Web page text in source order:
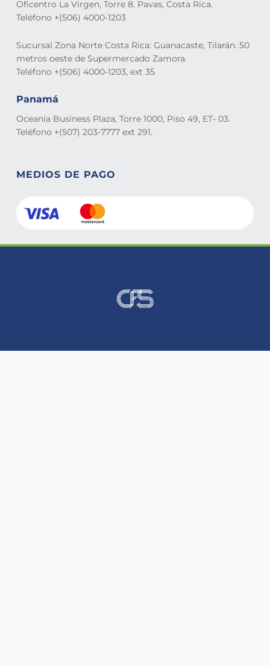
Oficentro La Virgen, Torre 8. Pavas, Costa Rica.
Teléfono +(506) 4000-1203
Sucursal Zona Norte Costa Rica: Guanacaste, Tilarán. 50
metros oeste de Supermercado Zamora.
Teléfono +(506) 4000-1203, ext 35
Panamá
Oceanía Business Plaza, Torre 1000, Piso 49, ET- 03.
Teléfono +(507) 203-7777 ext 291.
MEDIOS DE PAGO